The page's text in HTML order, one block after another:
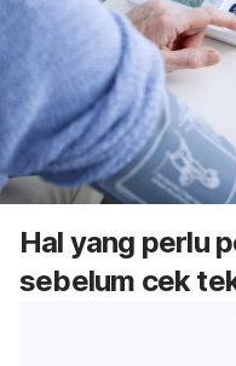
Hal yang perlu
sebelum cek